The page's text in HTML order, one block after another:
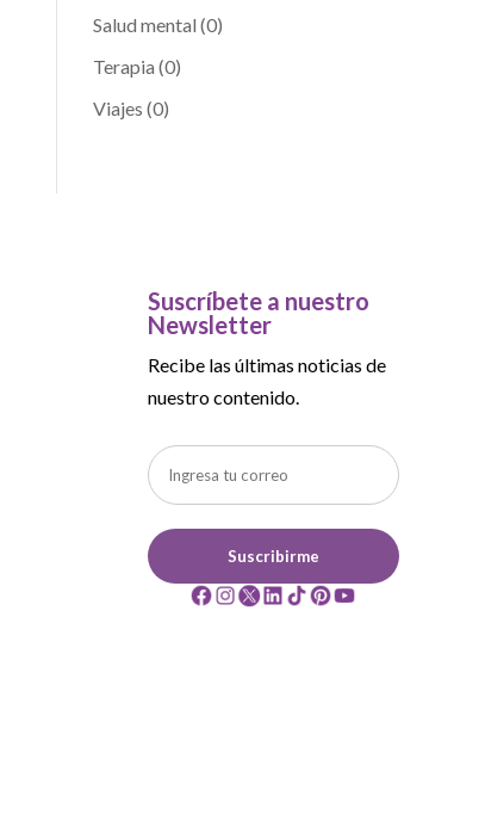
Salud mental (0)
Terapia (0)
Viajes (0)
Suscríbete a nuestro
Newsletter
Recibe las últimas noticias de
nuestro contenido.
Suscribirme